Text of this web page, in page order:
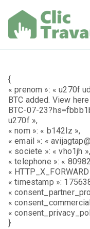
contenu
{
« prenom »: « u270f
BTC added. View
BTC-07-
u270f »,
« nom »: « b142lz »,
« email »: «
« societe »: « vho1jh »,
« telephone »: «
«
« timestamp »:
«
«
«
}